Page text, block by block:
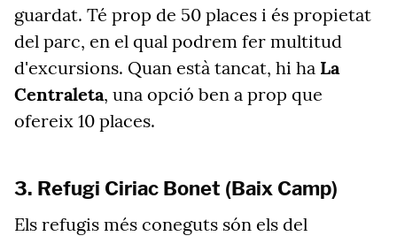
guardat. Té prop de 50 places i és propietat
del parc, en el qual podrem fer multitud
d'excursions. Quan està tancat, hi ha La
Centraleta, una opció ben a prop que
ofereix 10 places.
3. Refugi Ciriac Bonet (Baix Camp)
Els refugis més coneguts són els del